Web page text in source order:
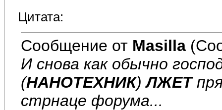
Цитата:
Сообщение от Masilla
И снова как обычно
(НАНОТЕХНИК)ЛЖЕТ
стрнаце форума...